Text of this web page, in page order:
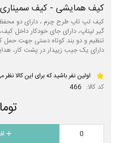
کیف همایشی - کیف سمیناری
کیف لپ تاپ طرح چرم ، دارای دو محفظه
گیر لپتاپ، دارای جای خودکار داخل
تنظیم و دو بند کوتاه دستی جهت حمل
دارای یک جیب زیپدار در پشت کار،
اولین نفر باشید که برای این کالا
کد کالا: 466